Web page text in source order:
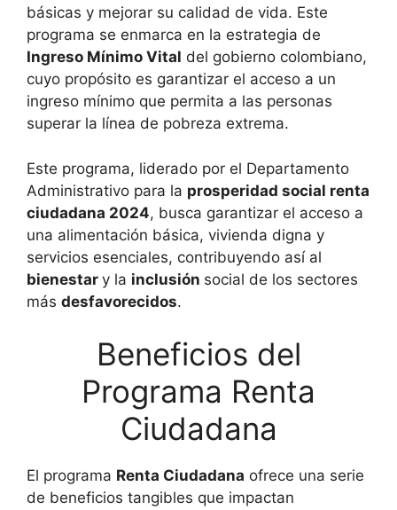
básicas y mejorar su calidad de vida. Este
programa se enmarca en la estrategia de
Ingreso Mínimo Vital del gobierno colombiano,
cuyo propósito es garantizar el acceso a un
ingreso mínimo que permita a las personas
superar la línea de pobreza extrema.
Este programa, liderado por el Departamento
Administrativo para la prosperidad social renta
ciudadana 2024, busca garantizar el acceso a
una alimentación básica, vivienda digna y
servicios esenciales, contribuyendo así al
bienestar y la inclusión social de los sectores
más desfavorecidos.
Beneficios del
Programa Renta
Ciudadana
El programa Renta Ciudadana ofrece una serie
de beneficios tangibles que impactan